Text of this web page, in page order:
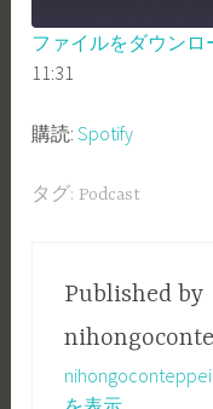
10
RSS FEED
SHARE
LINK
EMBED
ファイルをダウンロ
11:31
購読:Spotify
タグ: Podcast
Published by